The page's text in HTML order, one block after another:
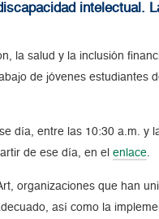
intelectual.
la salud y la inclusión
de jóvenes estudiantes
día, entre las 10:30 a.m. y
de ese día, en elenlace
organizaciones que han
así como la